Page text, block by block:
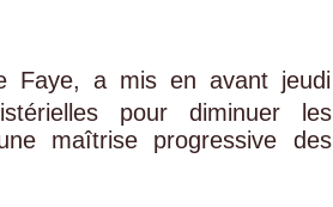
Faye, a mis en avant jeudi
pour diminuer les
maîtrise progressive des